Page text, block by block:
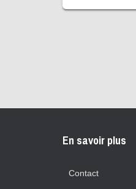
En savoir plus
Contact